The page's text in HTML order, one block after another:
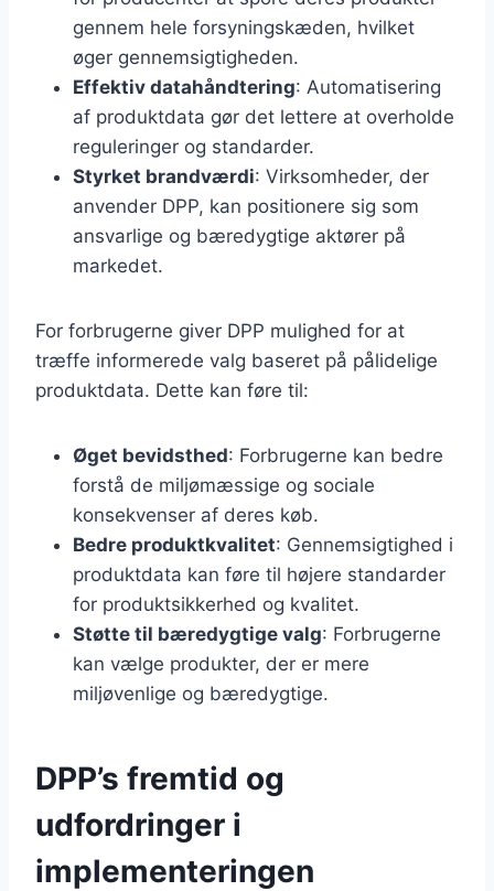
gennem hele forsyningskæden, hvilket
øger gennemsigtigheden.
Effektiv datahåndtering: Automatisering
af produktdata gør det lettere at overholde
reguleringer og standarder.
Styrket brandværdi: Virksomheder, der
anvender DPP, kan positionere sig som
ansvarlige og bæredygtige aktører på
markedet.
For forbrugerne giver DPP mulighed for at
træffe informerede valg baseret på pålidelige
produktdata. Dette kan føre til:
Øget bevidsthed: Forbrugerne kan bedre
forstå de miljømæssige og sociale
konsekvenser af deres køb.
Bedre produktkvalitet: Gennemsigtighed i
produktdata kan føre til højere standarder
for produktsikkerhed og kvalitet.
Støtte til bæredygtige valg: Forbrugerne
kan vælge produkter, der er mere
miljøvenlige og bæredygtige.
DPP’s fremtid og
udfordringer i
implementeringen